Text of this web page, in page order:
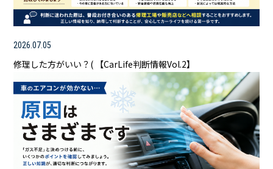
2026.07.05
修理した方がいい？( 【CarLife判断情報Vol.2】